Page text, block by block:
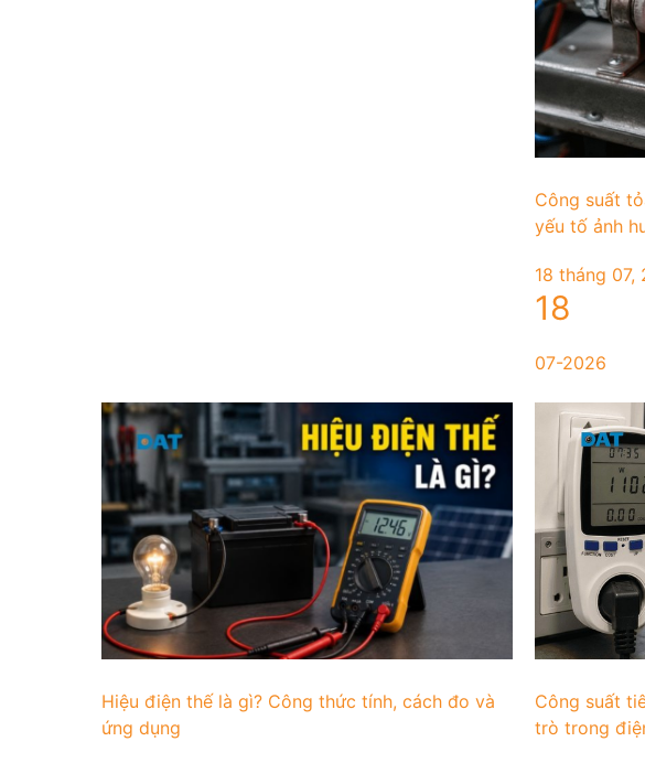
Công suất
yếu tố ảnh
18 tháng 07,
18
07-2026
Hiệu điện thế là gì? Công thức tính, cách đo và
ứng dụng
Công suất
trò trong